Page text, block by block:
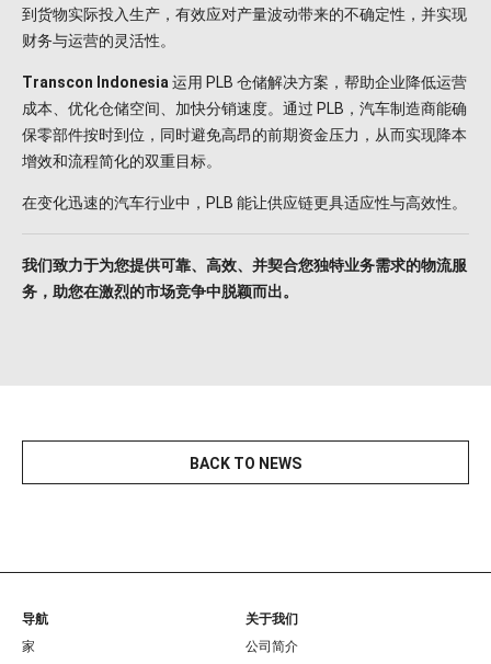
到货物实际投入生产，有效应对产量波动带来的不确定性，并实现
财务与运营的灵活性。
Transcon Indonesia 运用 PLB 仓储解决方案，帮助企业降低运营
成本、优化仓储空间、加快分销速度。通过 PLB，汽车制造商能确
保零部件按时到位，同时避免高昂的前期资金压力，从而实现降本
增效和流程简化的双重目标。
在变化迅速的汽车行业中，PLB 能让供应链更具适应性与高效性。
我们致力于为您提供可靠、高效、并契合您独特业务需求的物流服
务，助您在激烈的市场竞争中脱颖而出。
BACK TO NEWS
导航
家
关于我们
公司简介